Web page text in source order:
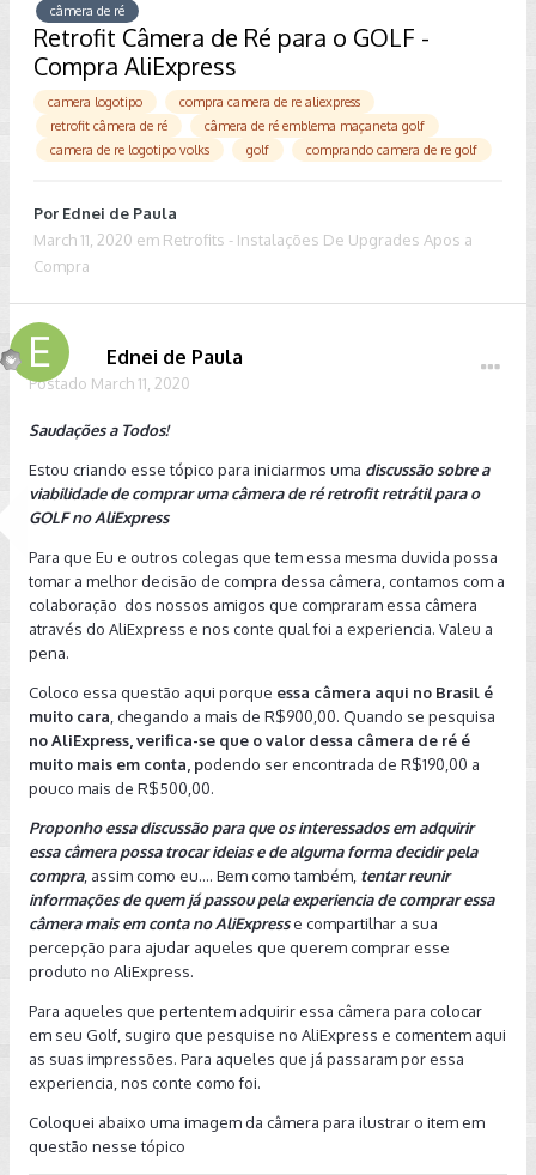
câmera de ré
Retrofit Câmera de Ré para o GOLF -
Compra AliExpress
camera logotipo
compra camera de re aliexpress
retrofit câmera de ré
câmera de ré emblema maçaneta golf
camera de re logotipo volks
golf comprando camera de re golf
Por Ednei de Paula
March 11, 2020 em Retrofits - Instalações De Upgrades Apos a
Compra
Ednei de Paula
Postado March 11, 2020
Saudações a Todos!
Estou criando esse tópico para iniciarmos uma discussão sobre a
viabilidade de comprar uma câmera de ré retrofit retrátil para o
GOLF no AliExpress
Para que Eu e outros colegas que tem essa mesma duvida possa
tomar a melhor decisão de compra dessa câmera, contamos com a
colaboração dos nossos amigos que compraram essa câmera
através do AliExpress e nos conte qual foi a experiencia. Valeu a
pena.
Coloco essa questão aqui porque essa câmera aqui no Brasil é
muito cara , chegando a mais de R$900,00. Quando se pesquisa
no AliExpress, verifica-se que o valor dessa câmera de ré é
muito mais em conta, podendo ser encontrada de R$190,00 a
pouco mais de R$500,00.
Proponho essa discussão para que os interessados em adquirir
essa câmera possa trocar ideias e de alguma forma decidir pela
compra, assim como eu.... Bem como também, tentar reunir
informações de quem já passou pela experiencia de comprar essa
câmera mais em conta no AliExpresse compartilhar a sua
percepção para ajudar aqueles que querem comprar esse
produto no AliExpress.
Para aqueles que pertentem adquirir essa câmera para colocar
em seu Golf, sugiro que pesquise no AliExpress e comentem aqui
as suas impressões. Para aqueles que já passaram por essa
experiencia, nos conte como foi.
Coloquei abaixo uma imagem da câmera para ilustrar o item em
questão nesse tópico